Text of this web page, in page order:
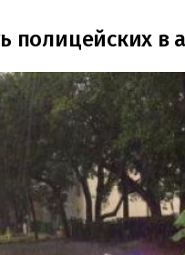
полицейских в